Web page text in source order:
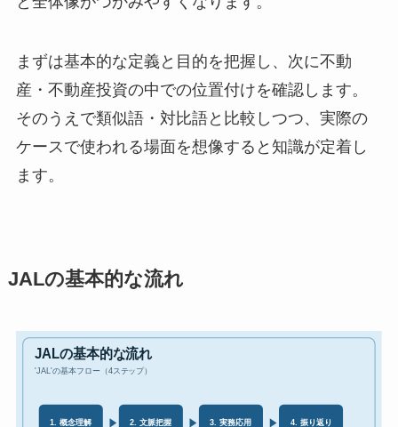
まずは基本的な定義と目的を把握し、次に不動
産・不動産投資の中での位置付けを確認します。
そのうえで類似語・対比語と比較しつつ、実際の
ケースで使われる場面を想像すると知識が定着し
ます。
JALの基本的な流れ